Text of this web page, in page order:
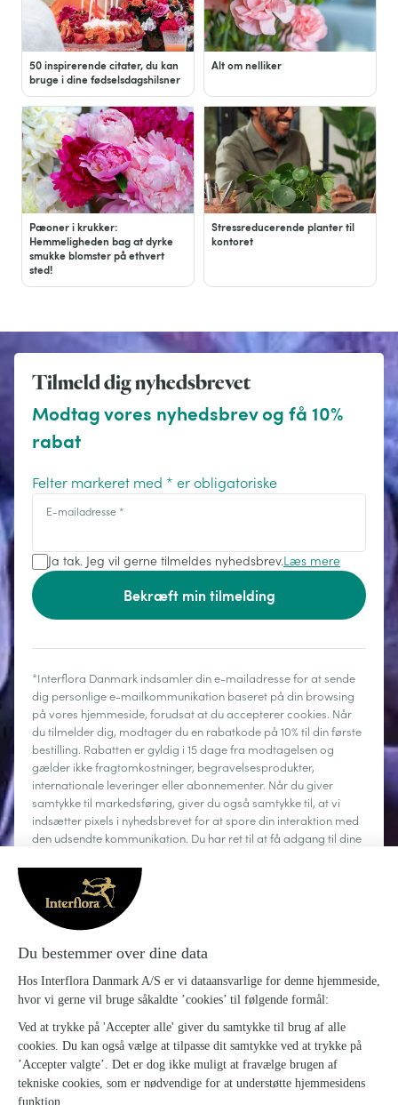
50 inspirerende citater, du kan
bruge i dine fødselsdagshilsner
Alt om nelliker
Pæoner i krukker:
Hemmeligheden bag at dyrke
smukke blomster på ethvert
sted!
Stressreducerende planter til
kontoret
Tilmeld dig nyhedsbrevet
Modtag vores nyhedsbrev og få 10%
rabat
Felter markeret med * er obligatoriske
E-mailadresse *
Ja tak. Jeg vil gerne tilmeldes nyhedsbrev.Læs mere
Bekræft min tilmelding
*Interflora Danmark indsamler din e-mailadresse for at sende
dig personlige e-mailkommunikation baseret på din browsing
på vores hjemmeside, forudsat at du accepterer cookies. Når
du tilmelder dig, modtager du en rabatkode på 10% til din første
bestilling. Rabatten er gyldig i 15 dage fra modtagelsen og
gælder ikke fragtomkostninger, begravelsesprodukter,
internationale leveringer eller abonnementer. Når du giver
samtykke til markedsføring, giver du også samtykke til, at vi
indsætter pixels i nyhedsbrevet for at spore din interaktion med
den udsendte kommunikation. Du har ret til at få adgang til dine
behandlingen og gøre brug af din ret til dataportabilitet. Du kan
til enhver tid afmelde dig.
Om Interflora
Sig det med blomster